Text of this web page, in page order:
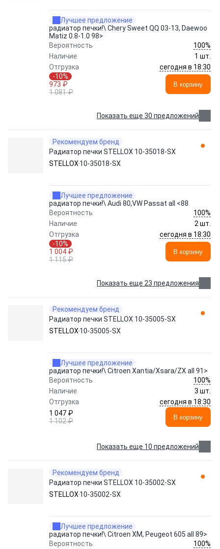
Лучшее предложение
радиатор печки!\ Chery Sweet QQ 03-13, Daewoo
Matiz 0.8-1.0 98>
Вероятность
100%
Наличие
1 шт.
Отгрузка
сегодня в 18:30
-10%
973 ₽
1 081 ₽
В корзину
Показать еще 30 предложений
Рекомендуем бренд
Радиатор печки STELLOX 10-35018-SX
STELLOX 10-35018-SX
Лучшее предложение
радиатор печки!\ Audi 80,VW Passat all <88
Вероятность
100%
Наличие
2 шт.
Отгрузка
сегодня в 18:30
-10%
1 004 ₽
1 115 ₽
В корзину
Показать еще 23 предложения
Рекомендуем бренд
Радиатор печки STELLOX 10-35005-SX
STELLOX 10-35005-SX
Лучшее предложение
радиатор печки!\ Citroen Xantia/Xsara/ZX all 91>
Вероятность
100%
Наличие
3 шт.
Отгрузка
сегодня в 18:30
1 047 ₽
1 102 ₽
В корзину
Показать еще 10 предложений
Рекомендуем бренд
Радиатор печки STELLOX 10-35002-SX
STELLOX 10-35002-SX
Лучшее предложение
радиатор печки!\ Citroen XM, Peugeot 605 all 89>
Вероятность
100%